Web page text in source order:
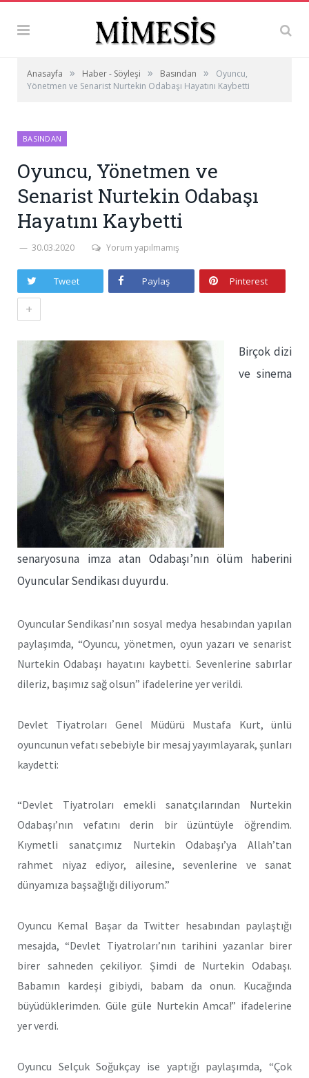
Anasayfa » Haber - Söyleşi » Basından »
Oyuncu,
Yönetmen ve Senarist Nurtekin Odabaşı Hayatını Kaybetti
BASINDAN
Oyuncu, Yönetmen ve
Senarist Nurtekin Odabaşı
Hayatını Kaybetti
30.03.2020 Yorum yapılmamış
Tweet Paylaş Pinterest
+
Birçok dizi
ve sinema
senaryosuna imza atan Odabaşı’nın ölüm haberini
Oyuncular Sendikası duyurdu.
Oyuncular Sendikası’nın sosyal medya hesabından yapılan
paylaşımda, “Oyuncu, yönetmen, oyun yazarı ve senarist
Nurtekin Odabaşı hayatını kaybetti. Sevenlerine sabırlar
dileriz, başımız sağ olsun” ifadelerine yer verildi.
Devlet Tiyatroları Genel Müdürü Mustafa Kurt, ünlü
oyuncunun vefatı sebebiyle bir mesaj yayımlayarak, şunları
kaydetti:
“Devlet Tiyatroları emekli sanatçılarından Nurtekin
Odabaşı’nın vefatını derin bir üzüntüyle öğrendim.
Kıymetli sanatçımız Nurtekin Odabaşı’ya Allah’tan
rahmet niyaz ediyor, ailesine, sevenlerine ve sanat
dünyamıza başsağlığı diliyorum.”
Oyuncu Kemal Başar da Twitter hesabından paylaştığı
mesajda, “Devlet Tiyatroları’nın tarihini yazanlar birer
birer sahneden çekiliyor. Şimdi de Nurtekin Odabaşı.
Babamın kardeşi gibiydi, babam da onun. Kucağında
büyüdüklerimden. Güle güle Nurtekin Amca!” ifadelerine
yer verdi.
Oyuncu Selçuk Soğukçay ise yaptığı paylaşımda, “Çok